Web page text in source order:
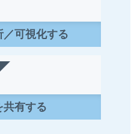
可視化する
有する